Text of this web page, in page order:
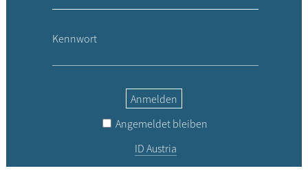
Kennwort
Anmelden
Angemeldet bleiben
ID Austria